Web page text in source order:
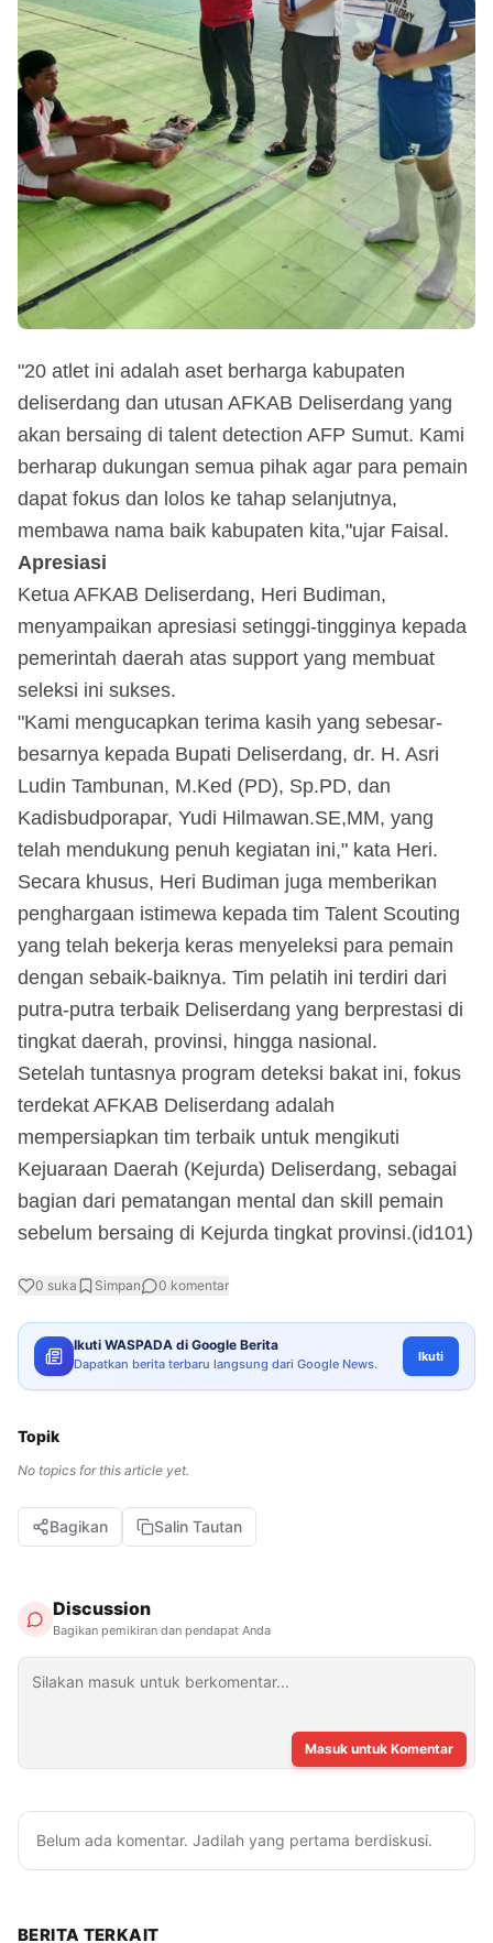
"20 atlet ini adalah aset berharga kabupaten
deliserdang dan utusan AFKAB Deliserdang yang
akan bersaing di talent detection AFP Sumut. Kami
berharap dukungan semua pihak agar para pemain
dapat fokus dan lolos ke tahap selanjutnya,
membawa nama baik kabupaten kita,"ujar Faisal.
Apresiasi
Ketua AFKAB Deliserdang, Heri Budiman,
menyampaikan apresiasi setinggi-tingginya kepada
pemerintah daerah atas support yang membuat
seleksi ini sukses.
"Kami mengucapkan terima kasih yang sebesar-
besarnya kepada Bupati Deliserdang, dr. H. Asri
Ludin Tambunan, M.Ked (PD), Sp.PD, dan
Kadisbudporapar, Yudi Hilmawan.SE,MM, yang
telah mendukung penuh kegiatan ini," kata Heri.
Secara khusus, Heri Budiman juga memberikan
penghargaan istimewa kepada tim Talent Scouting
yang telah bekerja keras menyeleksi para pemain
dengan sebaik-baiknya. Tim pelatih ini terdiri dari
putra-putra terbaik Deliserdang yang berprestasi di
tingkat daerah, provinsi, hingga nasional.
Setelah tuntasnya program deteksi bakat ini, fokus
terdekat AFKAB Deliserdang adalah
mempersiapkan tim terbaik untuk mengikuti
Kejuaraan Daerah (Kejurda) Deliserdang, sebagai
bagian dari pematangan mental dan skill pemain
sebelum bersaing di Kejurda tingkat provinsi.(id101)
0 suka Simpan 0 komentar
Ikuti WASPADA di Google Berita
Dapatkan berita terbaru langsung dari Google News. Ikuti
Topik
No topics for this article yet.
Bagikan Salin Tautan
Discussion
Bagikan pemikiran dan pendapat Anda
Masuk untuk Komentar
Belum ada komentar. Jadilah yang pertama berdiskusi.
BERITA TERKAIT